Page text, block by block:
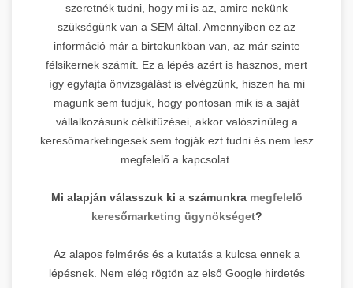
szeretnék tudni, hogy mi is az, amire nekünk
szükségünk van a SEM által. Amennyiben ez az
információ már a birtokunkban van, az már szinte
félsikernek számít. Ez a lépés azért is hasznos, mert
így egyfajta önvizsgálást is elvégzünk, hiszen ha mi
magunk sem tudjuk, hogy pontosan mik is a saját
vállalkozásunk célkitűzései, akkor valószínűleg a
keresőmarketingesek sem fogják ezt tudni és nem lesz
megfelelő a kapcsolat.
Mi alapján válasszuk ki a számunkra megfelelő
keresőmarketing ügynökséget?
Az alapos felmérés és a kutatás a kulcsa ennek a
lépésnek. Nem elég rögtön az első Google hirdetés